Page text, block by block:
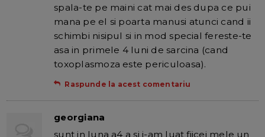
spala-te pe maini cat mai des dupa ce pui
mana pe el si poarta manusi atunci cand ii
schimbi nisipul si in mod special fereste-te
asa in primele 4 luni de sarcina (cand
toxoplasmoza este periculoasa).
Raspunde la acest comentariu
georgiana
sunt in luna a4 a si i-am luat fiicei mele un